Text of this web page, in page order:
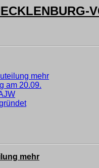
mehr
am 20.09.
mehr